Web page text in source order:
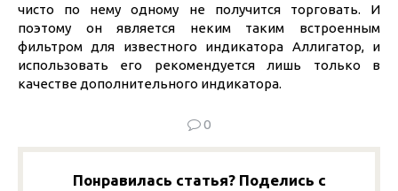
чисто по нему одному не получится торговать. И
поэтому он является неким таким встроенным
фильтром для известного индикатора Аллигатор, и
использовать его рекомендуется лишь только в
качестве дополнительного индикатора.
0
Понравилась статья? Поделись с